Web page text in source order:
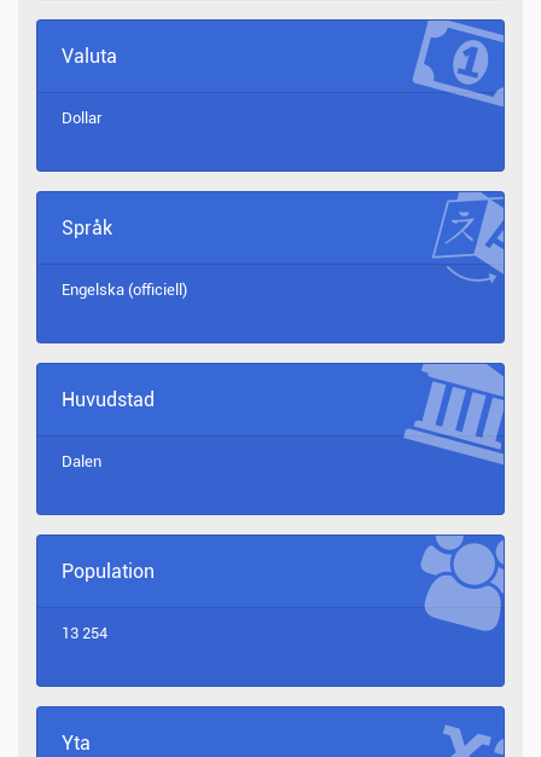
Valuta
Dollar
Språk
Engelska (officiell)
Huvudstad
Dalen
Population
13 254
Yta